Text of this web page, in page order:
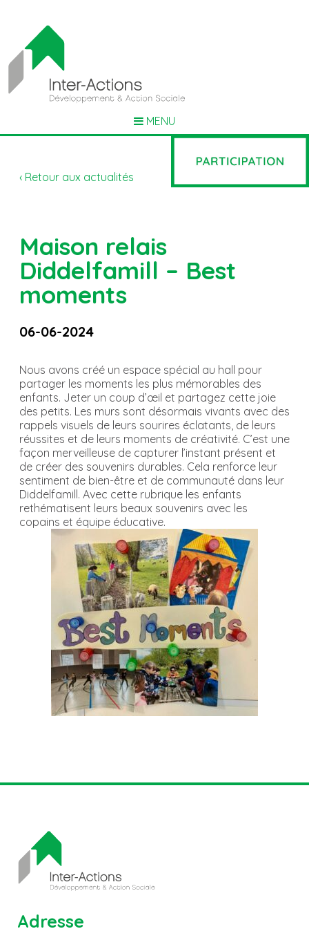
MENU
‹ Retour aux actualités
Maison relais
Diddelfamill – Best
moments
06-06-2024
Nous avons créé un espace spécial au hall pour
partager les moments les plus mémorables des
enfants. Jeter un coup d’œil et partagez cette joie
des petits. Les murs sont désormais vivants avec des
rappels visuels de leurs sourires éclatants, de leurs
réussites et de leurs moments de créativité. C’est une
façon merveilleuse de capturer l’instant présent et
de créer des souvenirs durables. Cela renforce leur
sentiment de bien-être et de communauté dans leur
Diddelfamill. Avec cette rubrique les enfants
rethématisent leurs beaux souvenirs avec les
copains et équipe éducative.
Adresse